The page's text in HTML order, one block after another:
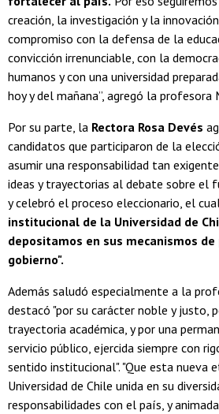
creación, la investigación y la
compromiso con la defensa de la
convicción irrenunciable, con la
humanos y con una universidad
hoy y del mañana”, agregó la profesora
Por su parte, la Rectora Rosa Devés
candidatos que participaron de la
asumir una responsabilidad tan
ideas y trayectorias al debate sobre el
y celebró el proceso eleccionario, el
institucional de la Universidad de
depositamos en sus mecanismos
gobierno".
Además saludó especialmente a la
destacó "por su carácter noble y justo,
trayectoria académica, y por una
servicio público, ejercida siempre con
sentido institucional". "Que esta nueva
Universidad de Chile unida en su
responsabilidades con el país, y